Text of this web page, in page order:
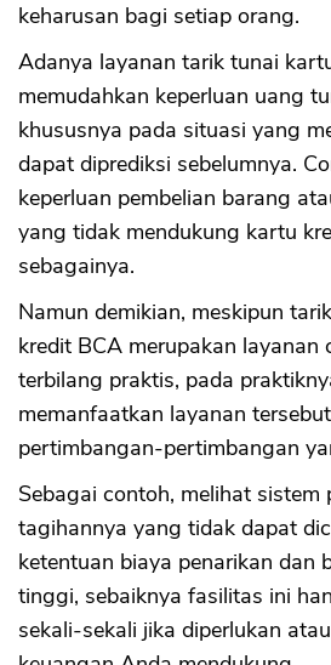
keharusan bagi setiap orang.
Adanya layanan tarik tunai
memudahkan keperluan uang
khususnya pada situasi yang
dapat diprediksi sebelumnya.
keperluan pembelian barang
yang tidak mendukung kartu
sebagainya.
Namun demikian, meskipun
kredit BCA merupakan layanan
terbilang praktis, pada
memanfaatkan layanan
pertimbangan-pertimbangan
Sebagai contoh, melihat sistem
tagihannya yang tidak dapat
ketentuan biaya penarikan dan
tinggi, sebaiknya fasilitas ini
sekali-sekali jika diperlukan